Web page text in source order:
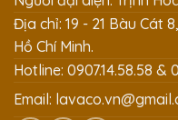
Địa chỉ: 19 - 21 Bàu Cát
Hồ Chí Minh.
Hotline: 0907.14.58.58 &
Email: